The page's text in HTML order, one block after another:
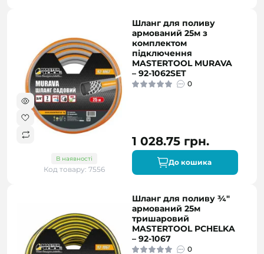
В наявності
Код товару: 7556
Шланг для поливу
армований 25м з
комплектом
підключення
MASTERTOOL MURAVA
– 92-1062SET
0
1 028.75 грн.
До кошика
Шланг для поливу ¾"
армований 25м
тришаровий
MASTERTOOL PCHELKA
– 92-1067
0